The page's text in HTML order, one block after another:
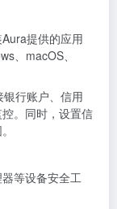
提供的应用
、macOS、
行账户、信用
。同时，设置信
等设备安全工